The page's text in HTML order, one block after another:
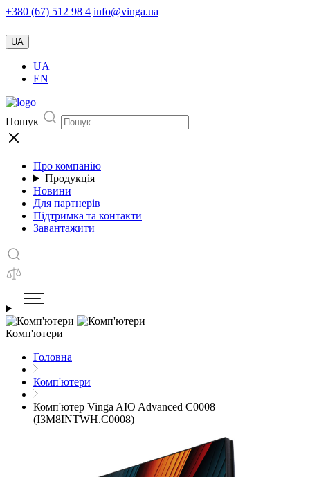
+380 (67) 512 98 4 info@vinga.ua
UA
UA
EN
Пошук
Про компанію
Продукція
Новини
Для партнерів
Підтримка та контакти
Завантажити
Комп'ютери
Головна
Комп'ютери
Комп'ютер Vinga AIO Advanced C0008
(I3M8INTWH.C0008)